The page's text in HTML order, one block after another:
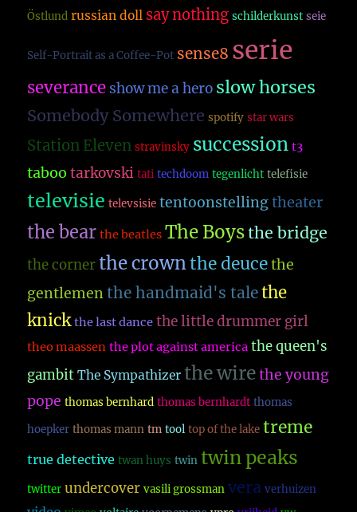
Östlund russian doll say nothing schilderkunst seie
Self-Portrait as a Coffee-Pot sense8 serie
severance show me a hero slow horses
Somebody Somewhere spotify star wars
Station Eleven stravinsky succession t3
taboo tarkovski tati techdoom tegenlicht telefisie
televisie televsisie tentoonstelling theater
the bear the beatles The Boysthe bridge
the corner the crownthe deuce the
gentlemen the handmaid's talethe
knick the last dance the little drummer girl
theo maassen the plot against america the queen's
gambit The Sympathizer the wire the young
pope thomas bernhard thomas bernhardt thomas
hoepker thomas mann tm tool top of the lake treme
true detective twan huys twin twin peaks
twitter undercover vasili grossman vera verhuizen